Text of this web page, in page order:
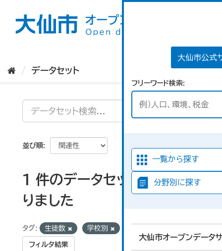
大仙市公式
フリーワード検索
一覧から探す
分野別に探す
大仙市オープンデータ
データセット
並び順
1 件のデータセットが見つか
りました
タグ: 生徒数 学校別
フィルタ結果